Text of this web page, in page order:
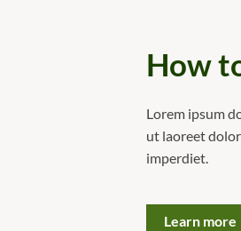
How
Lorem ipsum
ut laoreet
imperdiet.
Learn more